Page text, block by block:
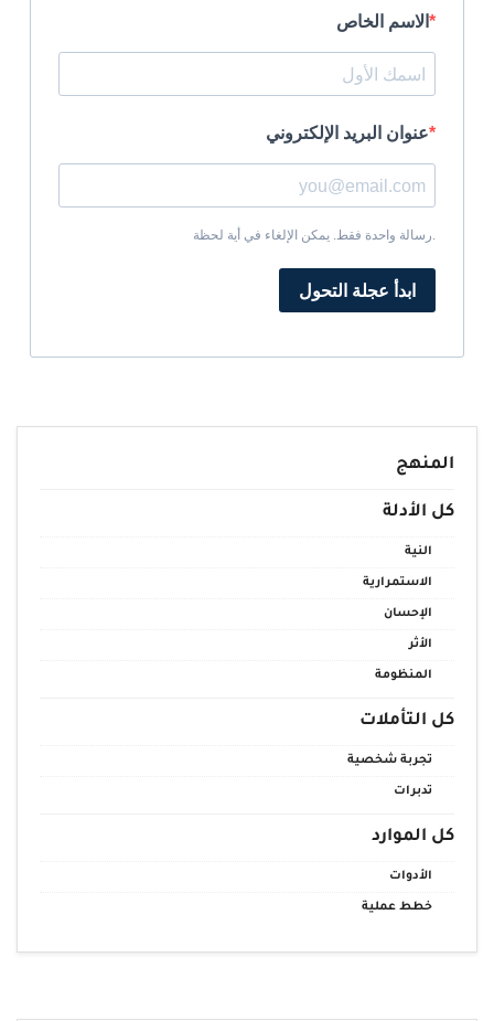
الاسم الخاص
عنوان البريد الإلكتروني
رسالة واحدة فقط. يمكن الإلغاء في أية لحظة.
ابدأ عجلة التحول
المنهج
كل الأدلة
النية
الاستمرارية
الإحسان
الأثر
المنظومة
كل التأملات
تجربة شخصية
تدبرات
كل الموارد
الأدوات
خطط عملية